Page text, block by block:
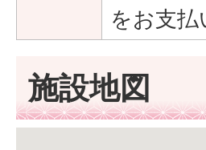
をお支
施設地図